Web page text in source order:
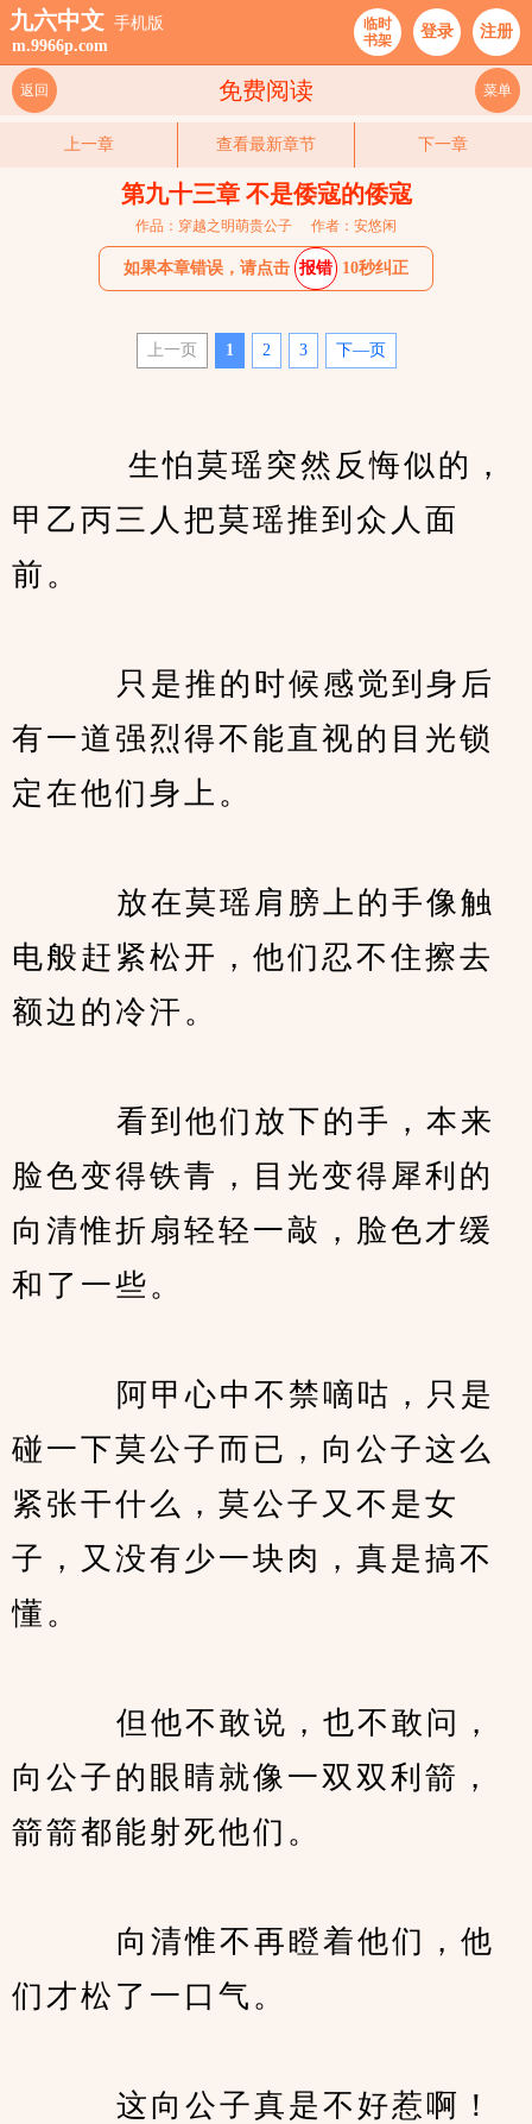
九六中文 手机版
m.9966p.com
临时
书架
登录 注册
免费阅读
返回 菜单
上一章 查看最新章节 下一章
第九十三章 不是倭寇的倭寇
作品：穿越之明萌贵公子 作者：安悠闲
如果本章错误，请点击 报错 10秒纠正
上一页 1 2 3 下—页
生怕莫瑶突然反悔似的，
甲乙丙三人把莫瑶推到众人面
前。
只是推的时候感觉到身后
有一道强烈得不能直视的目光锁
定在他们身上。
放在莫瑶肩膀上的手像触
电般赶紧松开，他们忍不住擦去
额边的冷汗。
看到他们放下的手，本来
脸色变得铁青，目光变得犀利的
向清惟折扇轻轻一敲，脸色才缓
和了一些。
阿甲心中不禁嘀咕，只是
碰一下莫公子而已，向公子这么
紧张干什么，莫公子又不是女
子，又没有少一块肉，真是搞不
懂。
但他不敢说，也不敢问，
向公子的眼睛就像一双双利箭，
箭箭都能射死他们。
向清惟不再瞪着他们，他
们才松了一口气。
这向公子真是不好惹啊！